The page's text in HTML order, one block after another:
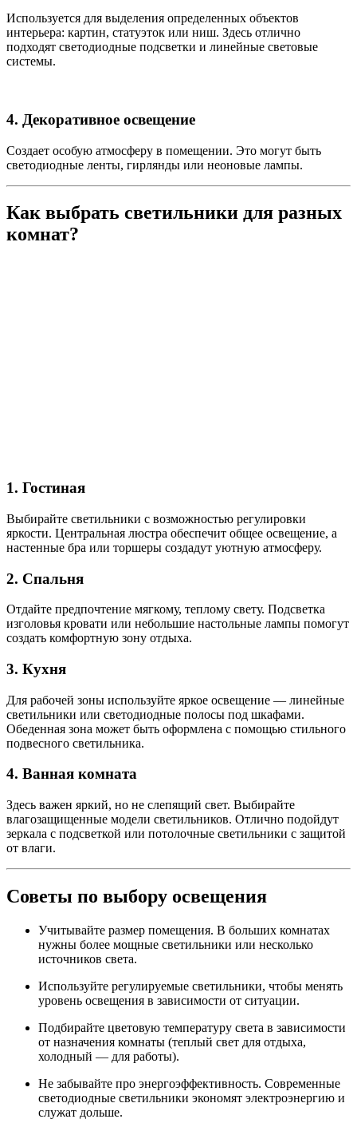
Используется для выделения определенных объектов
интерьера: картин, статуэток или ниш. Здесь отлично
подходят светодиодные подсветки и линейные световые
системы.
4. Декоративное освещение
Создает особую атмосферу в помещении. Это могут быть
светодиодные ленты, гирлянды или неоновые лампы.
Как выбрать светильники для разных
комнат?
1. Гостиная
Выбирайте светильники с возможностью регулировки
яркости. Центральная люстра обеспечит общее освещение, а
настенные бра или торшеры создадут уютную атмосферу.
2. Спальня
Отдайте предпочтение мягкому, теплому свету. Подсветка
изголовья кровати или небольшие настольные лампы помогут
создать комфортную зону отдыха.
3. Кухня
Для рабочей зоны используйте яркое освещение — линейные
светильники или светодиодные полосы под шкафами.
Обеденная зона может быть оформлена с помощью стильного
подвесного светильника.
4. Ванная комната
Здесь важен яркий, но не слепящий свет. Выбирайте
влагозащищенные модели светильников. Отлично подойдут
зеркала с подсветкой или потолочные светильники с защитой
от влаги.
Советы по выбору освещения
Учитывайте размер помещения. В больших комнатах
нужны более мощные светильники или несколько
источников света.
Используйте регулируемые светильники, чтобы менять
уровень освещения в зависимости от ситуации.
Подбирайте цветовую температуру света в зависимости
от назначения комнаты (теплый свет для отдыха,
холодный — для работы).
Не забывайте про энергоэффективность. Современные
светодиодные светильники экономят электроэнергию и
служат дольше.